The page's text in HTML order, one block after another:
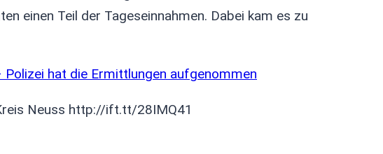
einen Teil der Tageseinnahmen. Dabei kam es zu
Polizei hat die Ermittlungen aufgenommen
Neuss http://ift.tt/28IMQ41